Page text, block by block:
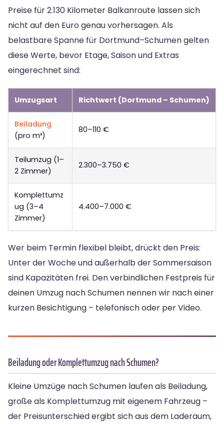
Preise für 2.130 Kilometer Balkanroute lassen sich
nicht auf den Euro genau vorhersagen. Als
belastbare Spanne für Dortmund–Schumen gelten
diese Werte, bevor Etage, Saison und Extras
eingerechnet sind:
Umzugsart Richtwert (Dortmund – Schumen)
Beiladung
(pro m³)
80–110 €
Teilumzug (1–
2 Zimmer)
2.300–3.750 €
Komplettumz
ug (3–4
Zimmer)
4.400–7.000 €
Wer beim Termin flexibel bleibt, drückt den Preis:
Unter der Woche und außerhalb der Sommersaison
sind Kapazitäten frei. Den verbindlichen Festpreis für
deinen Umzug nach Schumen nennen wir nach einer
kurzen Besichtigung – telefonisch oder per Video.
Beiladung oder Komplettumzug nach Schumen?
Kleine Umzüge nach Schumen laufen als Beiladung,
große als Komplettumzug mit eigenem Fahrzeug –
der Preisunterschied ergibt sich aus dem Laderaum,